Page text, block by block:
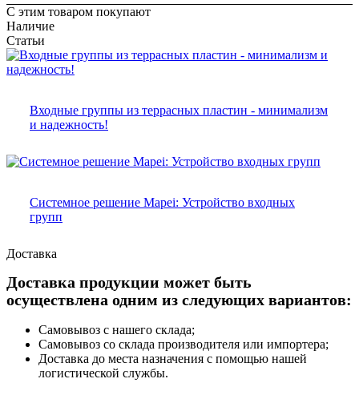
С этим товаром покупают
Наличие
Статьи
Входные группы из террасных пластин - минимализм
и надежность!
Системное решение Mapei: Устройство входных
групп
Доставка
Доставка продукции может быть
осуществлена одним из следующих вариантов:
Самовывоз с нашего склада;
Самовывоз со склада производителя или импортера;
Доставка до места назначения с помощью нашей
логистической службы.